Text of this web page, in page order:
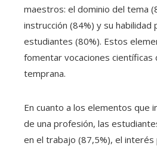
maestros: el dominio del tema
instrucción (84%) y su habilidad
estudiantes (80%). Estos
fomentar vocaciones científicas
temprana.
En cuanto a los elementos que
de una profesión, las
en el trabajo (87,5%), el